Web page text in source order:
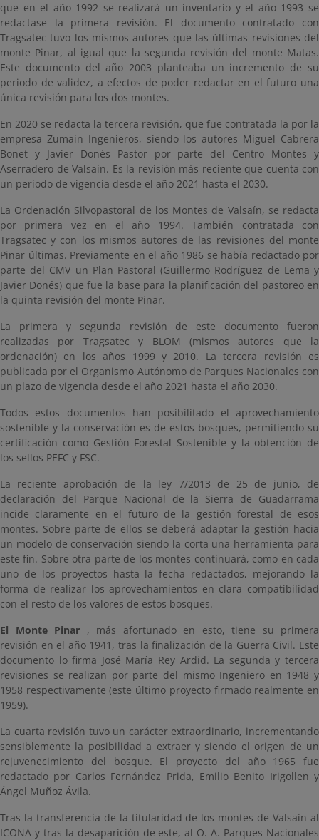
que en el año 1992 se realizará un inventario y el año 1993 se
redactase la primera revisión. El documento contratado con
Tragsatec tuvo los mismos autores que las últimas revisiones del
monte Pinar, al igual que la segunda revisión del monte Matas.
Este documento del año 2003 planteaba un incremento de su
periodo de validez, a efectos de poder redactar en el futuro una
única revisión para los dos montes.
En 2020 se redacta la tercera revisión, que fue contratada la por la
empresa Zumain Ingenieros, siendo los autores Miguel Cabrera
Bonet y Javier Donés Pastor por parte del Centro Montes y
Aserradero de Valsaín. Es la revisión más reciente que cuenta con
un periodo de vigencia desde el año 2021 hasta el 2030.
La Ordenación Silvopastoral de los Montes de Valsaín, se redacta
por primera vez en el año 1994. También contratada con
Tragsatec y con los mismos autores de las revisiones del monte
Pinar últimas. Previamente en el año 1986 se había redactado por
parte del CMV un Plan Pastoral (Guillermo Rodríguez de Lema y
Javier Donés) que fue la base para la planificación del pastoreo en
la quinta revisión del monte Pinar.
La primera y segunda revisión de este documento fueron
realizadas por Tragsatec y BLOM (mismos autores que la
ordenación) en los años 1999 y 2010. La tercera revisión es
publicada por el Organismo Autónomo de Parques Nacionales con
un plazo de vigencia desde el año 2021 hasta el año 2030.
Todos estos documentos han posibilitado el aprovechamiento
sostenible y la conservación es de estos bosques, permitiendo su
certificación como Gestión Forestal Sostenible y la obtención de
los sellos PEFC y FSC.
La reciente aprobación de la ley 7/2013 de 25 de junio, de
declaración del Parque Nacional de la Sierra de Guadarrama
incide claramente en el futuro de la gestión forestal de esos
montes. Sobre parte de ellos se deberá adaptar la gestión hacia
un modelo de conservación siendo la corta una herramienta para
este fin. Sobre otra parte de los montes continuará, como en cada
uno de los proyectos hasta la fecha redactados, mejorando la
forma de realizar los aprovechamientos en clara compatibilidad
con el resto de los valores de estos bosques.
El Monte Pinar , más afortunado en esto, tiene su primera
revisión en el año 1941, tras la finalización de la Guerra Civil. Este
documento lo firma José María Rey Ardid. La segunda y tercera
revisiones se realizan por parte del mismo Ingeniero en 1948 y
1958 respectivamente (este último proyecto firmado realmente en
1959).
La cuarta revisión tuvo un carácter extraordinario, incrementando
sensiblemente la posibilidad a extraer y siendo el origen de un
rejuvenecimiento del bosque. El proyecto del año 1965 fue
redactado por Carlos Fernández Prida, Emilio Benito Irigollen y
Ángel Muñoz Ávila.
Tras la transferencia de la titularidad de los montes de Valsaín al
ICONA y tras la desaparición de este, al O. A. Parques Nacionales